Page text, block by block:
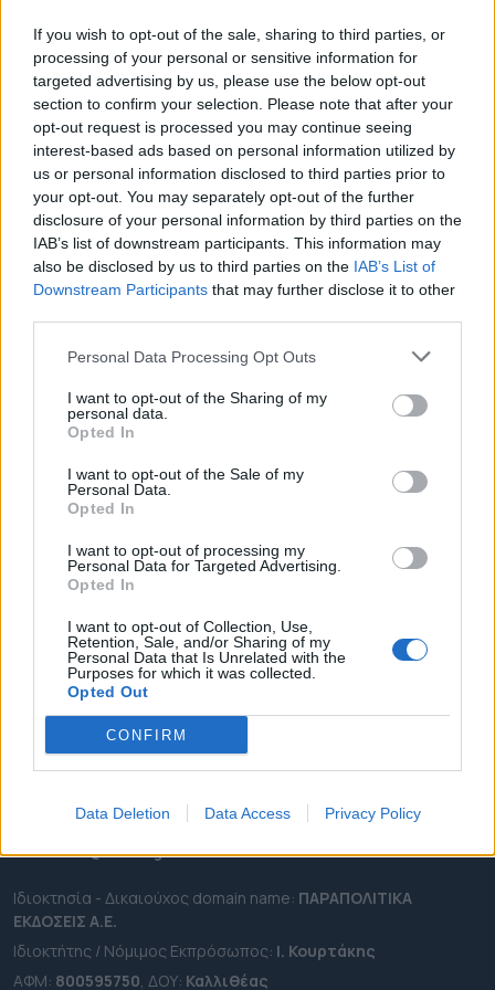
If you wish to opt-out of the sale, sharing to third parties, or
processing of your personal or sensitive information for
targeted advertising by us, please use the below opt-out
section to confirm your selection. Please note that after your
opt-out request is processed you may continue seeing
interest-based ads based on personal information utilized by
us or personal information disclosed to third parties prior to
your opt-out. You may separately opt-out of the further
disclosure of your personal information by third parties on the
IAB’s list of downstream participants. This information may
also be disclosed by us to third parties on the IAB’s List of
Downstream Participants that may further disclose it to other
Personal Data Processing Opt Outs
I want to opt-out of the Sharing of my
personal data.
Opted In
I want to opt-out of the Sale of my
Personal Data.
Opted In
I want to opt-out of processing my
Personal Data for Targeted Advertising.
Opted In
I want to opt-out of Collection, Use,
Retention, Sale, and/or Sharing of my
Personal Data that Is Unrelated with the
Purposes for which it was collected.
Opted Out
CONFIRM
Data Deletion Data Access Privacy Policy
Η πράσινη μετάβαση δεν είναι πια μια θεωρητική
συζήτηση για το μέλλον. Είναι η καθημερινή
δοκιμασία των πόλεων, των υποδομών, της
Αυτοδιοίκησης και τελικά της ίδιας της κοινωνίας.
Στην Αττική των 4 εκατ. κατοίκων, η προστασία του
περιβάλλοντος συνδέεται άμεσα με την ασφάλεια,
την ποιότητα ζωής, τη δημόσια υγεία και την
ανθεκτικότητα απέναντι στην κλιματική […]
27.05.2026 - 06.34
ΕΠΙΚΑΙΡΟΤΗΤΑ
ΠΕΡΙΦΕΡΕΙΕΣ
OTA LEAKS
ΑΠΟΨΕΙΣ
ΠΡΟΣΛΗΨΕΙΣ
e-ota.gr | Ταυτότητα
Ταχ. Διεύθυνση:Λεωφόρος Ανδρέα Συγγρού 188, 17671,
2111091100
Εmail:info@e-ota.gr
Ιδιοκτησία - Δικαιούχος domain name: ΠΑΡΑΠΟΛΙΤΙΚΑ
ΕΚΔΟΣΕΙΣ A.E.
Ιδιοκτήτης / Νόμιμος Εκπρόσωπος: Ι. Κουρτάκης
ΑΦΜ: 800595750 , ΔΟΥ: Καλλιθέας